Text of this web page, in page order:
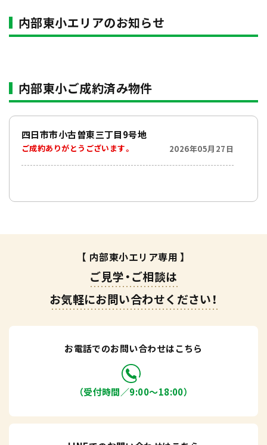
内部東小エリアのお知らせ
内部東小ご成約済み物件
四日市市小古曽東三丁目9号地
ご成約ありがとうございます。 2026年05月27日
【 内部東小エリア専用 】
ご見学・ご相談は
お気軽にお問い合わせください！
お電話でのお問い合わせはこちら
（受付時間／9:00〜18:00）